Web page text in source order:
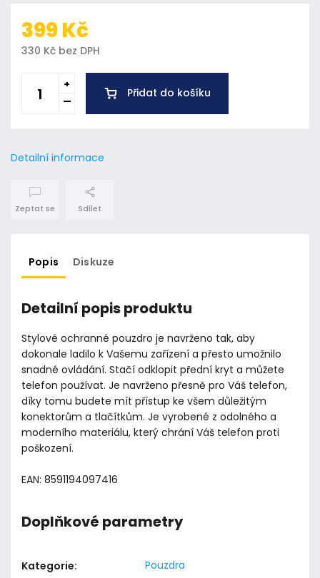
399 Kč
330 Kč bez DPH
Přidat do košíku
Detailní informace
Zeptat se Sdílet
Popis Diskuze
Detailní popis produktu
Stylové ochranné pouzdro je navrženo tak, aby
dokonale ladilo k Vašemu zařízení a přesto umožnilo
snadné ovládání. Stačí odklopit přední kryt a můžete
telefon používat. Je navrženo přesně pro Váš telefon,
díky tomu budete mít přístup ke všem důležitým
konektorům a tlačítkům. Je vyrobené z odolného a
moderního materiálu, který chrání Váš telefon proti
poškození.
EAN: 8591194097416
Doplňkové parametry
Kategorie:
Pouzdra